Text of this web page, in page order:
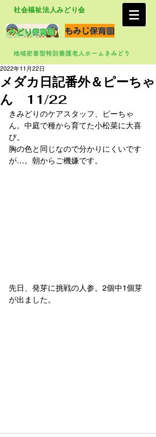
社会福祉法人みどり会
メダカ日記番外＆ピーちゃ
ん 11/22
2022年11月22日
きみどりのケアスタッフ、ピーちゃ
ん。中庭で種から育てた小松菜に大喜
び。
胸の色と同じなので分かりにくいです
が…。朝からご機嫌です。
先日、発芽に挑戦の人参。2個中1個芽
が出ました。